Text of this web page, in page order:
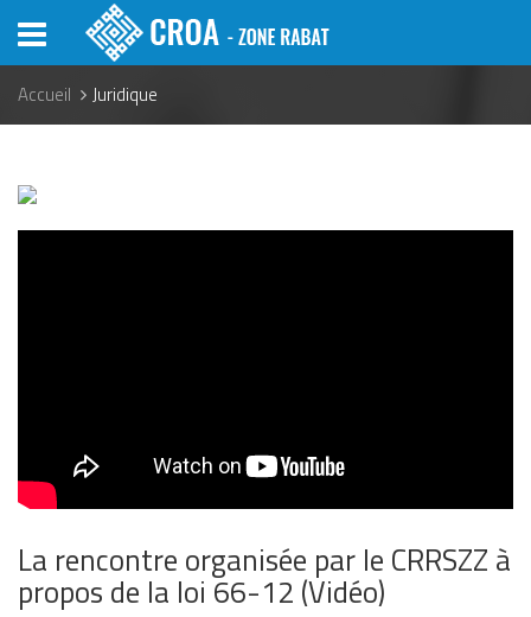
au
contenu
principal
Accueil Juridique
La rencontre organisée par le CRRSZZ à
propos de la loi 66-12 (Vidéo)